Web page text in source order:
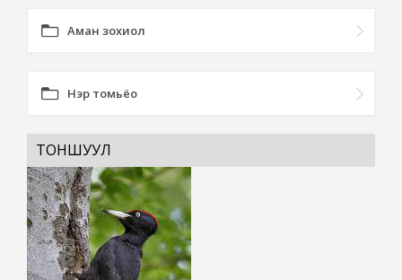
Аман зохиол
Нэр томьёо
ТОНШУУЛ